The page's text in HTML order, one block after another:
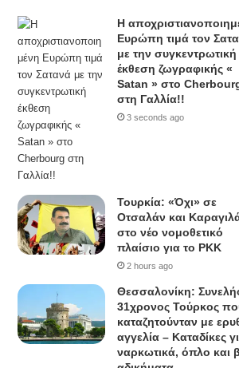
Η
Ευρώπη τιμά τον
με την συγκεντρωτική
έκθεση ζωγραφικής «
Satan » στο
στη Γαλλία!!
3 seconds ago
Τουρκία: «Όχι» σε
Οτσαλάν και
στο νέο νομοθετικό
πλαίσιο για το PKK
2 hours ago
Θεσσαλονίκη:
31χρονος Τούρκος
καταζητούνταν με
αγγελία – Καταδίκες
ναρκωτικά, όπλο και